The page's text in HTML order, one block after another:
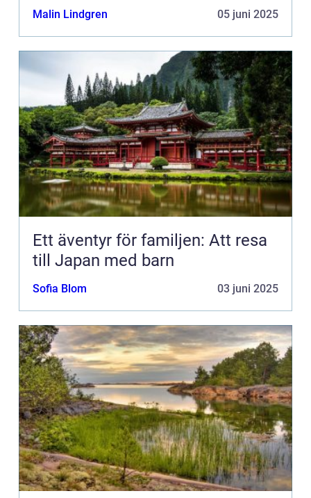
Malin Lindgren 05 juni 2025
Ett äventyr för familjen: Att resa
till Japan med barn
Sofia Blom 03 juni 2025